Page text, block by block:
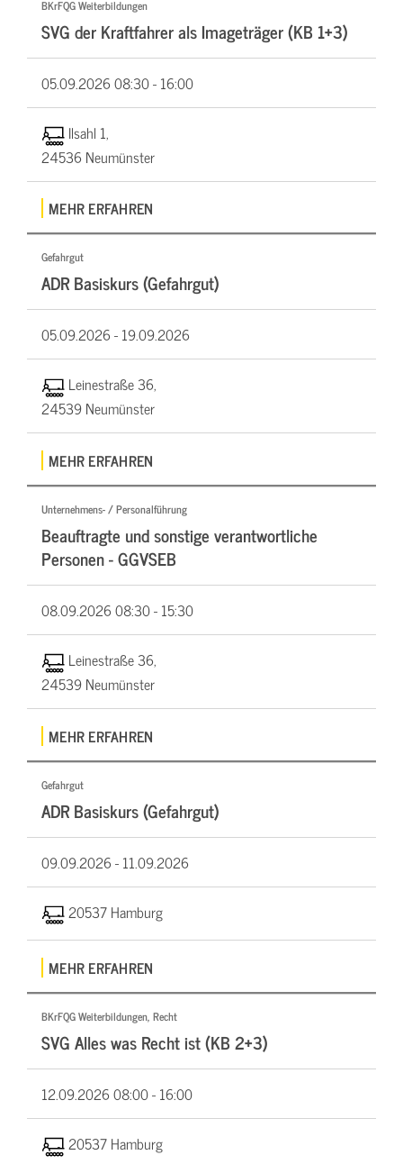
BKrFQG Weiterbildungen
SVG der Kraftfahrer als Imageträger (KB 1+3)
05.09.202608:30 - 16:00
Ilsahl 1,
24536 Neumünster
MEHR ERFAHREN
Gefahrgut
ADR Basiskurs (Gefahrgut)
05.09.2026 -19.09.2026
Leinestraße 36,
24539 Neumünster
MEHR ERFAHREN
Unternehmens- / Personalführung
Beauftragte und sonstige verantwortliche
Personen - GGVSEB
08.09.202608:30 - 15:30
Leinestraße 36,
24539 Neumünster
MEHR ERFAHREN
Gefahrgut
ADR Basiskurs (Gefahrgut)
09.09.2026 -11.09.2026
20537 Hamburg
MEHR ERFAHREN
BKrFQG Weiterbildungen, Recht
SVG Alles was Recht ist (KB 2+3)
12.09.202608:00 - 16:00
20537 Hamburg